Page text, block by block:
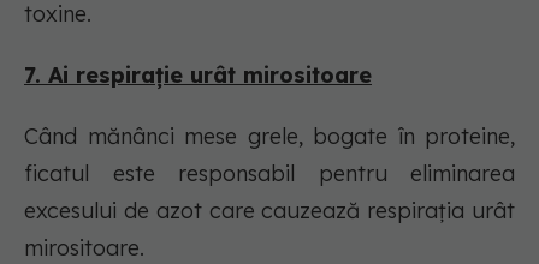
toxine.
7. Ai respirație urât mirositoare
Când mănânci mese grele, bogate în proteine,
ficatul este responsabil pentru eliminarea
excesului de azot care cauzează respirația urât
mirositoare.